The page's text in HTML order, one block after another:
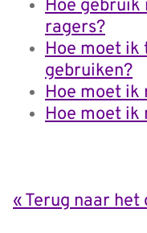
Hoe
ragers?
Hoe moet ik
gebruiken?
Hoe moet ik
Hoe moet ik
« Terug naar